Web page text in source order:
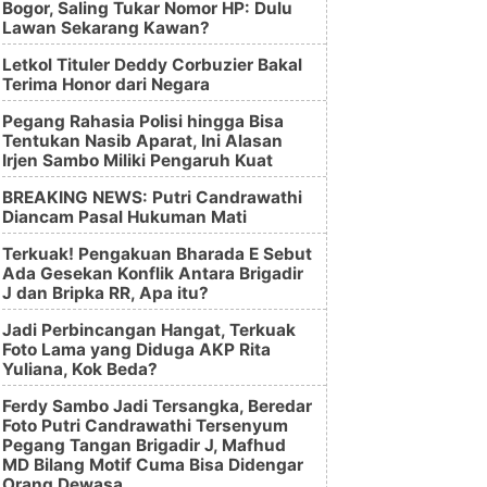
Bogor, Saling Tukar Nomor HP: Dulu
Lawan Sekarang Kawan?
Letkol Tituler Deddy Corbuzier Bakal
Terima Honor dari Negara
Pegang Rahasia Polisi hingga Bisa
Tentukan Nasib Aparat, Ini Alasan
Irjen Sambo Miliki Pengaruh Kuat
BREAKING NEWS: Putri Candrawathi
Diancam Pasal Hukuman Mati
Terkuak! Pengakuan Bharada E Sebut
Ada Gesekan Konflik Antara Brigadir
J dan Bripka RR, Apa itu?
Jadi Perbincangan Hangat, Terkuak
Foto Lama yang Diduga AKP Rita
Yuliana, Kok Beda?
Ferdy Sambo Jadi Tersangka, Beredar
Foto Putri Candrawathi Tersenyum
Pegang Tangan Brigadir J, Mafhud
MD Bilang Motif Cuma Bisa Didengar